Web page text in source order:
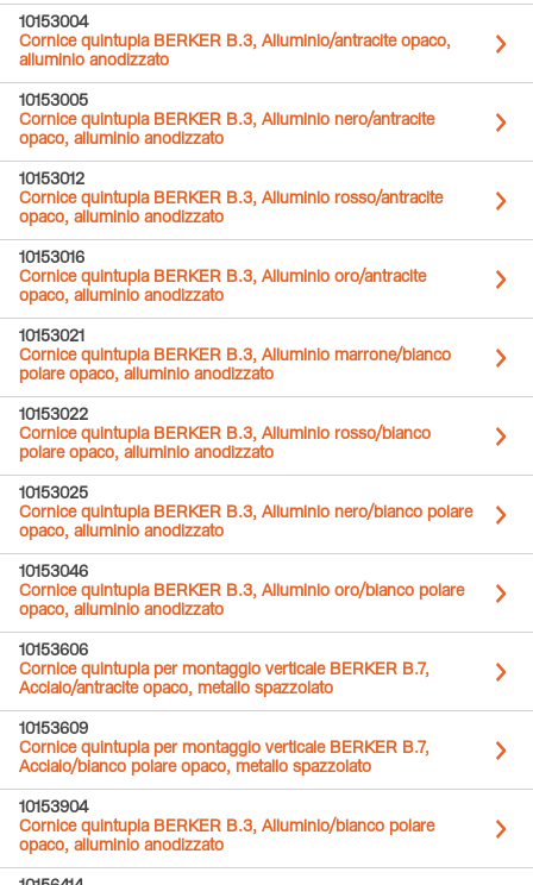
10153004
Cornice quintupla BERKER B.3, Alluminio/antracite opaco,
alluminio anodizzato
10153005
Cornice quintupla BERKER B.3, Alluminio nero/antracite
opaco, alluminio anodizzato
10153012
Cornice quintupla BERKER B.3, Alluminio rosso/antracite
opaco, alluminio anodizzato
10153016
Cornice quintupla BERKER B.3, Alluminio oro/antracite
opaco, alluminio anodizzato
10153021
Cornice quintupla BERKER B.3, Alluminio marrone/bianco
polare opaco, alluminio anodizzato
10153022
Cornice quintupla BERKER B.3, Alluminio rosso/bianco
polare opaco, alluminio anodizzato
10153025
Cornice quintupla BERKER B.3, Alluminio nero/bianco polare
opaco, alluminio anodizzato
10153046
Cornice quintupla BERKER B.3, Alluminio oro/bianco polare
opaco, alluminio anodizzato
10153606
Cornice quintupla per montaggio verticale BERKER B.7,
Acciaio/antracite opaco, metallo spazzolato
10153609
Cornice quintupla per montaggio verticale BERKER B.7,
Acciaio/bianco polare opaco, metallo spazzolato
10153904
Cornice quintupla BERKER B.3, Alluminio/bianco polare
opaco, alluminio anodizzato